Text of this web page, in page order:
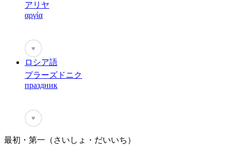
アリヤ
αργία
♥
ロシア語
プラーズドニク
праздник
♥
最初・第一（さいしょ・だいいち）